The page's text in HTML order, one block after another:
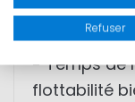
confort
- Harnais de
- Temps de
flottabilité
Refuser